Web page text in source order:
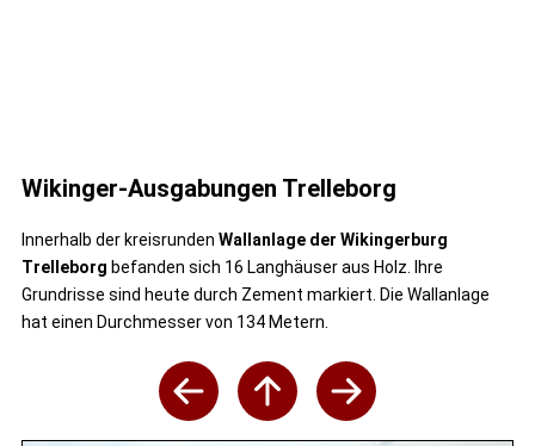
Wikinger-Ausgabungen Trelleborg
Innerhalb der kreisrunden Wallanlage der Wikingerburg
Trelleborg befanden sich 16 Langhäuser aus Holz. Ihre
Grundrisse sind heute durch Zement markiert. Die Wallanlage
hat einen Durchmesser von 134 Metern.